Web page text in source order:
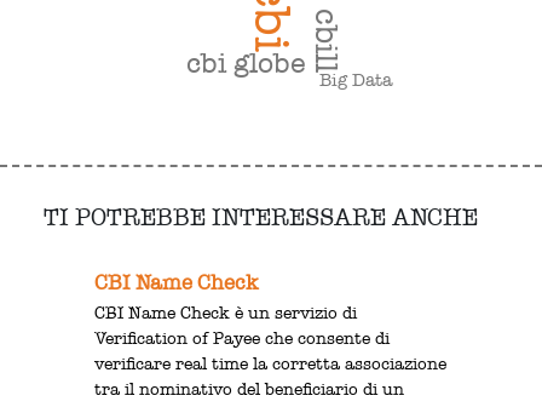
cbi cbill
cbi globe Big Data
TI POTREBBE INTERESSARE ANCHE
CBI Name Check
CBI Name Check è un servizio di
Verification of Payee che consente di
verificare real time la corretta associazione
tra il nominativo del beneficiario di un